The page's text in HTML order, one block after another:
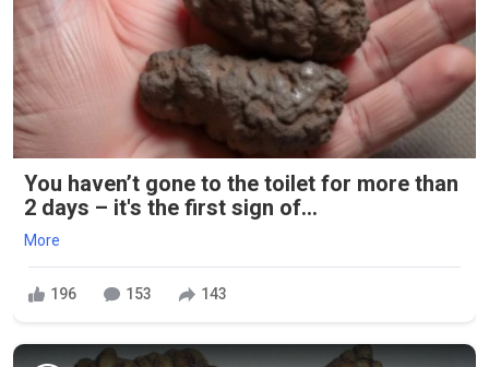
You haven’t gone to the toilet for more than
2 days – it's the first sign of...
More
196 153 143